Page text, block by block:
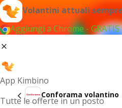
Volantini attuali
Aggiungi a Chrome - GRATIS
App Kimbino
Tutte le offerte in un posto
Conforama volantino